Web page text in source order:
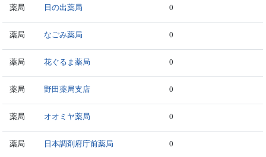
薬局 日の出薬局 0
薬局 なごみ薬局 0
薬局 花ぐるま薬局 0
薬局 野田薬局支店 0
薬局 オオミヤ薬局 0
薬局 日本調剤府庁前薬局 0